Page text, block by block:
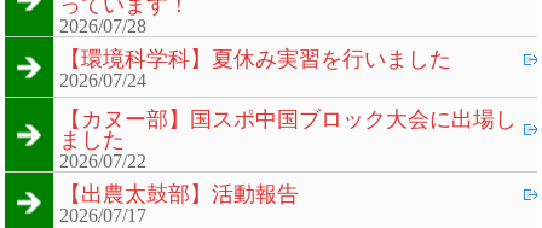
っています！
2026/07/28
【環境科学科】夏休み実習を行いました
2026/07/24
【カヌー部】国スポ中国ブロック大会に出場し
ました
2026/07/22
【出農太鼓部】活動報告
2026/07/17